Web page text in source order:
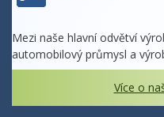
Mezi naše hlavní odvětví
automobilový průmysl a
Více o